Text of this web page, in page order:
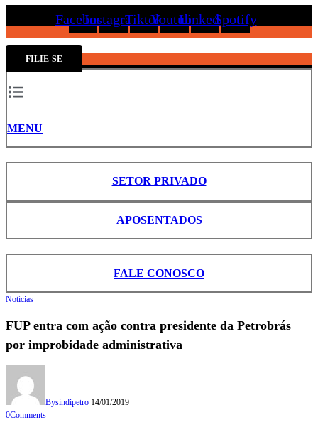
FacebookInstagramTiktokYoutubeLinkedinSpotify
FILIE-SE
MENU
SETOR PRIVADO
APOSENTADOS
FALE CONOSCO
Notícias
FUP entra com ação contra presidente da Petrobrás
por improbidade administrativa
Bysindipetro 14/01/2019
0Comments